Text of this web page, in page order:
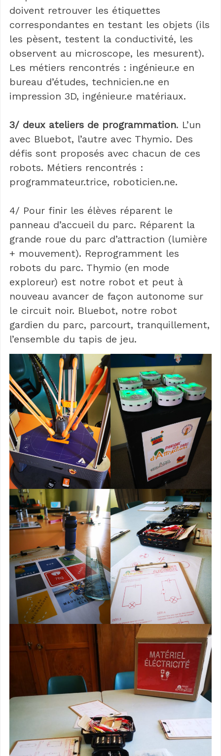
doivent retrouver les étiquettes
correspondantes en testant les objets (ils
les pèsent, testent la conductivité, les
observent au microscope, les mesurent).
Les métiers rencontrés : ingénieur.e en
bureau d’études, technicien.ne en
impression 3D, ingénieur.e matériaux.
3/ deux ateliers de programmation. L’un
avec Bluebot, l’autre avec Thymio. Des
défis sont proposés avec chacun de ces
robots. Métiers rencontrés :
programmateur.trice, roboticien.ne.
4/ Pour finir les élèves réparent le
panneau d’accueil du parc. Réparent la
grande roue du parc d’attraction (lumière
+ mouvement). Reprogramment les
robots du parc. Thymio (en mode
exploreur) est notre robot et peut à
nouveau avancer de façon autonome sur
le circuit noir. Bluebot, notre robot
gardien du parc, parcourt, tranquillement,
l’ensemble du tapis de jeu.